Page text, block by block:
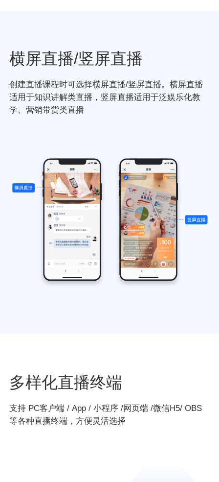
横屏直播/竖屏直播
创建直播课程时可选择横屏直播/竖屏直播。横屏直播
适用于知识讲解类直播，竖屏直播适用于泛娱乐化教
学、营销带货类直播
多样化直播终端
支持 PC客户端 / App / 小程序 /网页端 /微信H5/ OBS
等各种直播终端，方便灵活选择